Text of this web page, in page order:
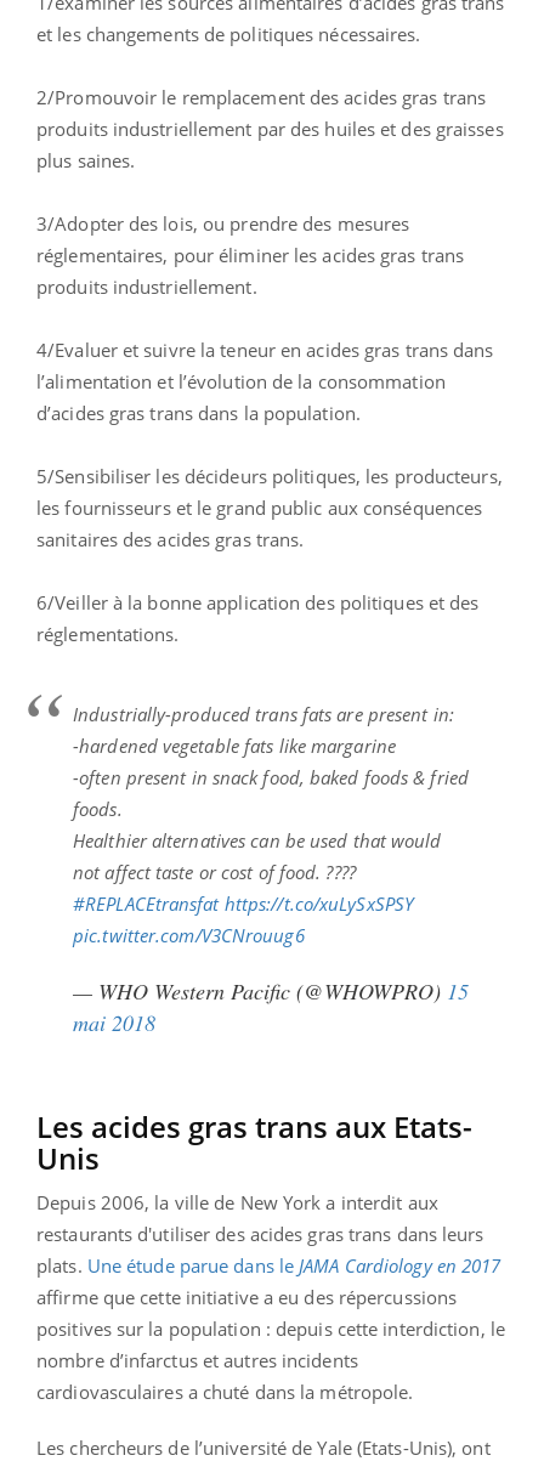
et les changements de politiques nécessaires.
2/Promouvoir le remplacement des acides gras trans
produits industriellement par des huiles et des graisses
plus saines.
3/Adopter des lois, ou prendre des mesures
réglementaires, pour éliminer les acides gras trans
produits industriellement.
4/Evaluer et suivre la teneur en acides gras trans dans
l’alimentation et l’évolution de la consommation
d’acides gras trans dans la population.
5/Sensibiliser les décideurs politiques, les producteurs,
les fournisseurs et le grand public aux conséquences
sanitaires des acides gras trans.
6/Veiller à la bonne application des politiques et des
réglementations.
Industrially-produced trans fats are present in:
-hardened vegetable fats like margarine
-often present in snack food, baked foods & fried
foods.
Healthier alternatives can be used that would
not affect taste or cost of food. ????
#REPLACEtransfat https://t.co/xuLySxSPSY
pic.twitter.com/V3CNrouug6
— WHO Western Pacific (@WHOWPRO) 15
mai 2018
Les acides gras trans aux Etats-
Unis
Depuis 2006, la ville de New York a interdit aux
restaurants d'utiliser des acides gras trans dans leurs
plats. Une étude parue dans le JAMA Cardiology en 2017
affirme que cette initiative a eu des répercussions
positives sur la population : depuis cette interdiction, le
nombre d’infarctus et autres incidents
cardiovasculaires a chuté dans la métropole.
Les chercheurs de l’université de Yale (Etats-Unis), ont